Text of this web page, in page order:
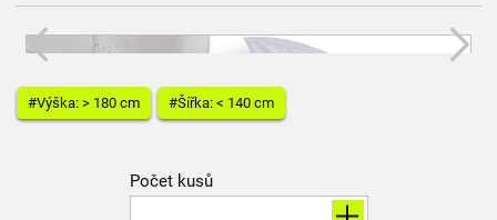
#Výška: > 180 cm #Šířka: < 140 cm
Počet kusů